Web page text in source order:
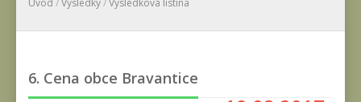
Úvod /Výsledky/Výsledková listina
6. Cena obce Bravantice